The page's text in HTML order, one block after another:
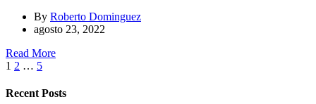
By Roberto Dominguez
agosto 23, 2022
Read More
Paginación
de
1 2 … 5
Recent Posts